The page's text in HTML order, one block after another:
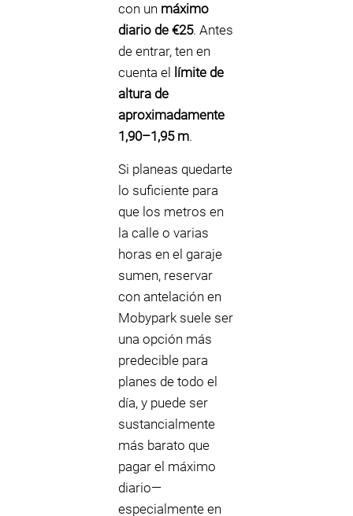
con un máximo
diario de €25. Antes
de entrar, ten en
cuenta el
límite de
altura de
aproximadamente
1,90–1,95 m.
Si planeas quedarte
lo suficiente para
que los metros en
la calle o varias
horas en el garaje
sumen, reservar
con antelación en
Mobypark suele ser
una opción más
predecible para
planes de todo el
día, y puede ser
sustancialmente
más barato que
pagar el máximo
diario—
especialmente en